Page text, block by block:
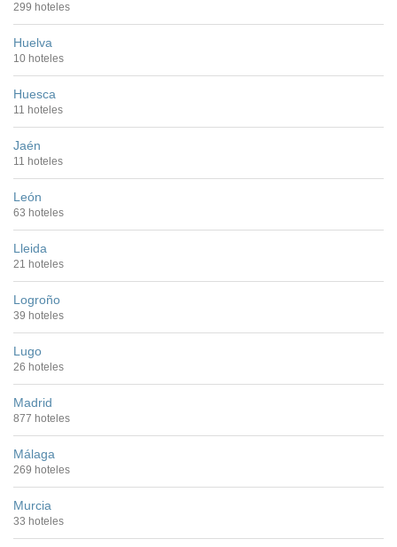
299 hoteles
Huelva
10 hoteles
Huesca
11 hoteles
Jaén
11 hoteles
León
63 hoteles
Lleida
21 hoteles
Logroño
39 hoteles
Lugo
26 hoteles
Madrid
877 hoteles
Málaga
269 hoteles
Murcia
33 hoteles